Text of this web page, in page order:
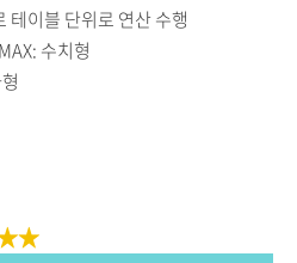
테이블 단위로 연산 수행
수치형
★